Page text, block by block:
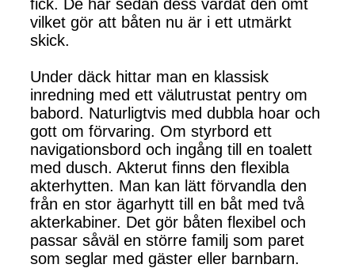
fick. De har sedan dess vårdat den ömt
vilket gör att båten nu är i ett utmärkt
skick.
Under däck hittar man en klassisk
inredning med ett välutrustat pentry om
babord. Naturligtvis med dubbla hoar och
gott om förvaring. Om styrbord ett
navigationsbord och ingång till en toalett
med dusch. Akterut finns den flexibla
akterhytten. Man kan lätt förvandla den
från en stor ägarhytt till en båt med två
akterkabiner. Det gör båten flexibel och
passar såväl en större familj som paret
som seglar med gäster eller barnbarn.